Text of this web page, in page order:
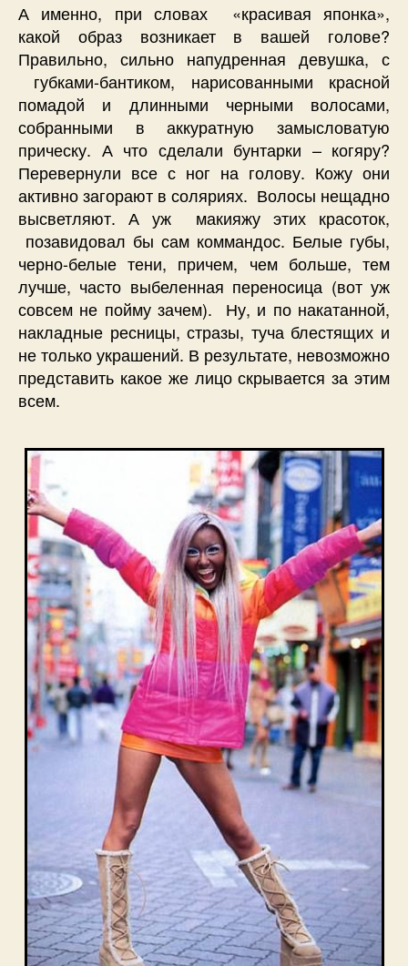
А именно, при словах «красивая японка»,
какой образ возникает в вашей голове?
Правильно, сильно напудренная девушка, с
губками-бантиком, нарисованными красной
помадой и длинными черными волосами,
собранными в аккуратную замысловатую
прическу. А что сделали бунтарки – когяру?
Перевернули все с ног на голову. Кожу они
активно загорают в соляриях. Волосы нещадно
высветляют. А уж макияжу этих красоток,
позавидовал бы сам коммандос. Белые губы,
черно-белые тени, причем, чем больше, тем
лучше, часто выбеленная переносица (вот уж
совсем не пойму зачем). Ну, и по накатанной,
накладные ресницы, стразы, туча блестящих и
не только украшений. В результате, невозможно
представить какое же лицо скрывается за этим
всем.